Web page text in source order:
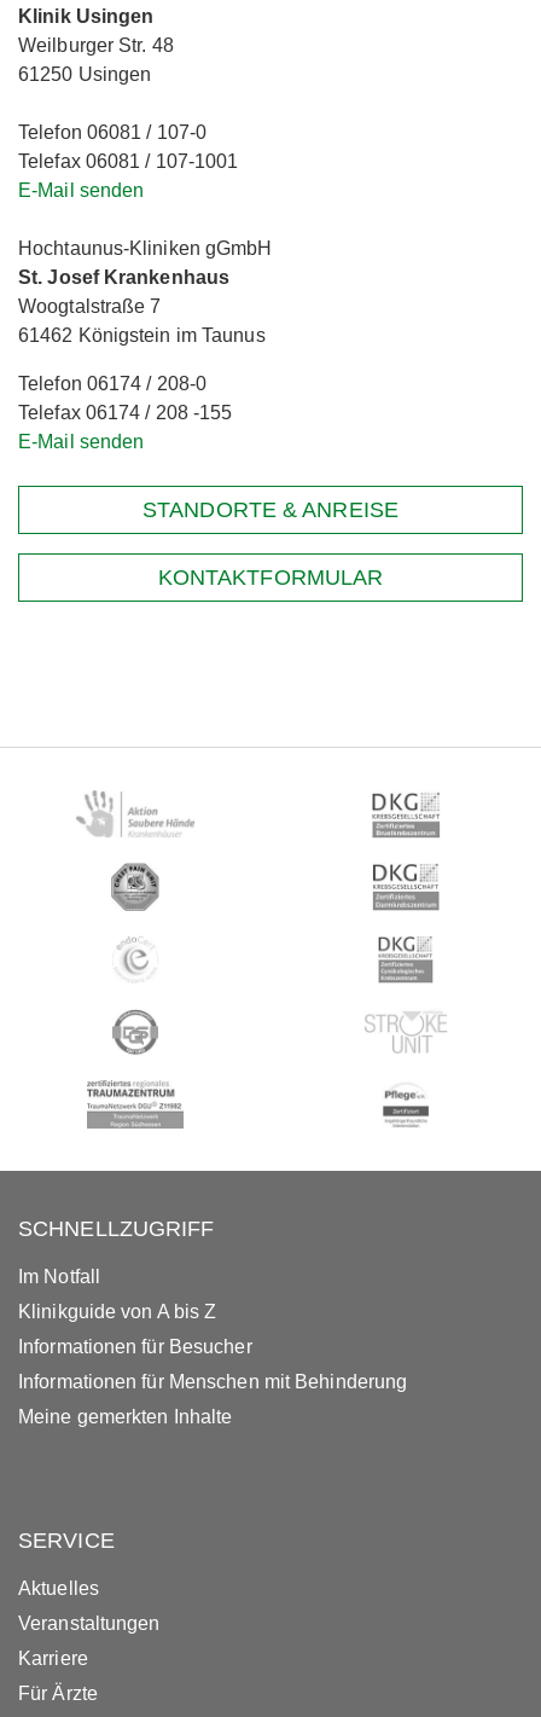
Klinik Usingen
Weilburger Str. 48
61250 Usingen
Telefon 06081 / 107-0
Telefax 06081 / 107-1001
E-Mail senden
Hochtaunus-Kliniken gGmbH
St. Josef Krankenhaus
Woogtalstraße 7
61462 Königstein im Taunus
Telefon 06174 / 208-0
Telefax 06174 / 208 -155
E-Mail senden
STANDORTE & ANREISE
KONTAKTFORMULAR
SCHNELLZUGRIFF
Im Notfall
Klinikguide von A bis Z
Informationen für Besucher
Informationen für Menschen mit Behinderung
Meine gemerkten Inhalte
SERVICE
Aktuelles
Veranstaltungen
Karriere
Für Ärzte